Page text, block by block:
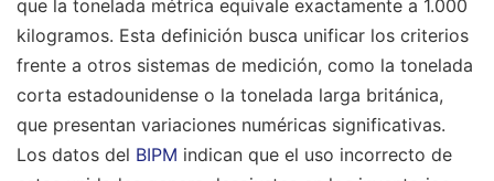
que la tonelada métrica equivale exactamente a 1.000
kilogramos. Esta definición busca unificar los criterios
frente a otros sistemas de medición, como la tonelada
corta estadounidense o la tonelada larga británica,
que presentan variaciones numéricas significativas.
Los datos del BIPM indican que el uso incorrecto de